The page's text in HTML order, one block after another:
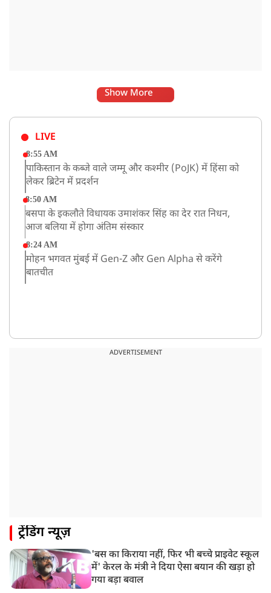
Show More
LIVE
8:55 AM
पाकिस्तान के कब्जे वाले जम्मू और कश्मीर (PoJK) में हिंसा को
लेकर ब्रिटेन में प्रदर्शन
8:50 AM
बसपा के इकलौते विधायक उमाशंकर सिंह का देर रात निधन,
आज बलिया में होगा अंतिम संस्कार
8:24 AM
मोहन भगवत मुंबई में Gen-Z और Gen Alpha से करेंगे
बातचीत
ADVERTISEMENT
ट्रेंडिंग न्यूज़
'बस का किराया नहीं, फिर भी बच्चे प्राइवेट स्कूल
में' केरल के मंत्री ने दिया ऐसा बयान की खड़ा हो
गया बड़ा बवाल